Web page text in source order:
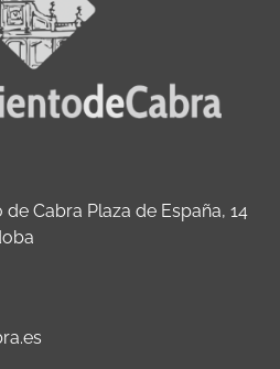
de Cabra Plaza de España, 14